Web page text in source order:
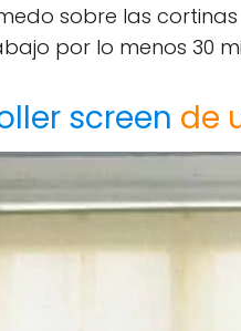
sobre las
por lo menos 30
screen de